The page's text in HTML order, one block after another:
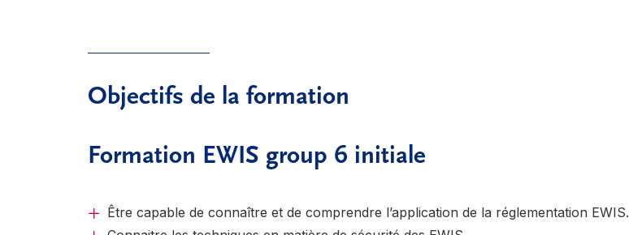
Objectifs de la formation
Formation EWIS group 6 initiale
Être capable de connaître et de comprendre l’application de la réglementation EWIS.